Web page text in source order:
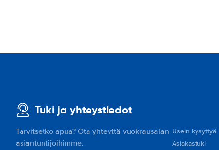
Tuki ja yhteystiedot
Tarvitsetko apua? Ota yhteyttä vuokrausalan
asiantuntijoihimme.
Usein kysyttyä
Asiakastuki